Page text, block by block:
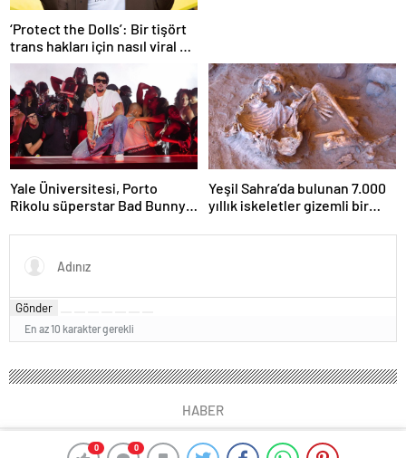
0 0
‘Protect the Dolls’: Bir tişört
trans hakları için nasıl viral bir
sembol haline geldi?
Yale Üniversitesi, Porto
Rikolu süperstar Bad Bunny
Yeşil Sahra’da bulunan 7.000
yıllık iskeletler gizemli bir
Gönder
En az 10 karakter gerekli
HABER